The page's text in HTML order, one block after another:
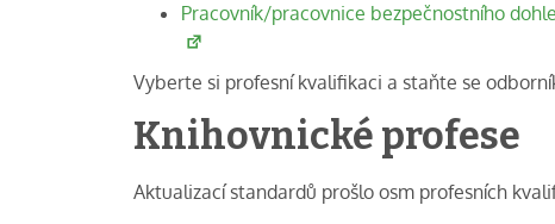
Pracovník/pracovnice bezpečnostního
Vyberte si profesní kvalifikaci a staňte se
Knihovnické profese
Aktualizací standardů prošlo osm profesních